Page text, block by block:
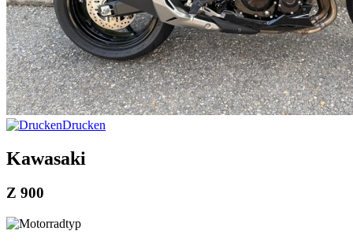
Drucken
Kawasaki
Z 900